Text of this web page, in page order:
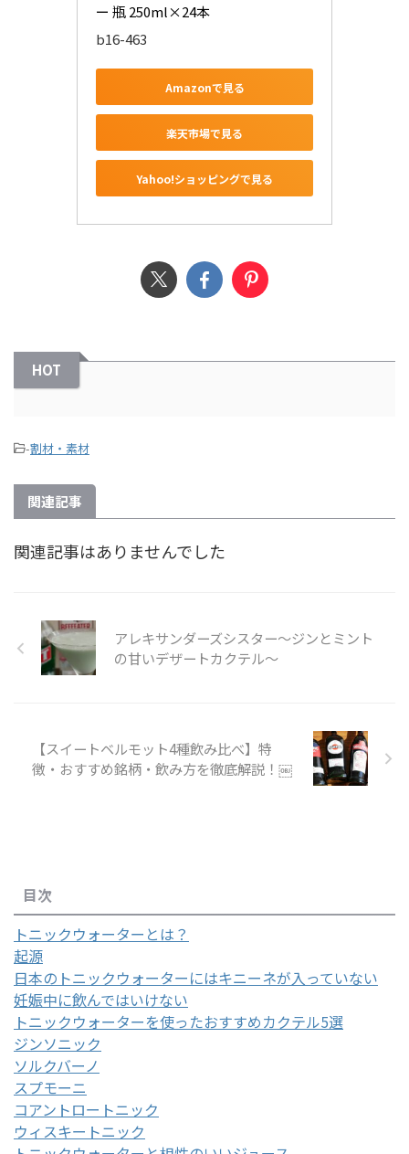
ー 瓶 250ml×24本
b16-463
Amazonで見る
楽天市場で見る
Yahoo!ショッピングで見る
HOT
-割材・素材
関連記事
関連記事はありませんでした
アレキサンダーズシスター～ジンとミント
の甘いデザートカクテル～
【スイートベルモット4種飲み比べ】特
徴・おすすめ銘柄・飲み方を徹底解説！￼
目次
トニックウォーターとは？
起源
日本のトニックウォーターにはキニーネが入っていない
妊娠中に飲んではいけない
トニックウォーターを使ったおすすめカクテル5選
ジンソニック
ソルクバーノ
スプモーニ
コアントロートニック
ウィスキートニック